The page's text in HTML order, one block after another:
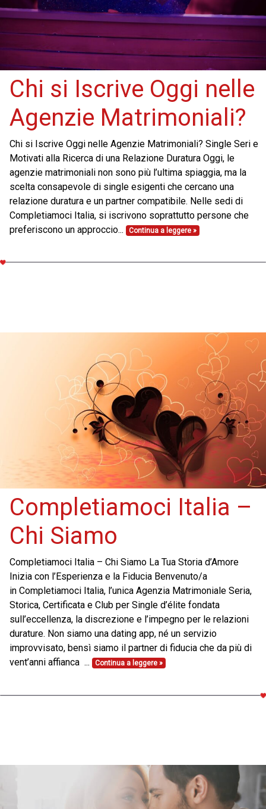
Chi si Iscrive Oggi nelle
Agenzie Matrimoniali?
Chi si Iscrive Oggi nelle Agenzie Matrimoniali? Single Seri e
Motivati alla Ricerca di una Relazione Duratura Oggi, le
agenzie matrimoniali non sono più l’ultima spiaggia, ma la
scelta consapevole di single esigenti che cercano una
relazione duratura e un partner compatibile. Nelle sedi di
Completiamoci Italia, si iscrivono soprattutto persone che
preferiscono un approccio...
Continua a leggere »
Completiamoci Italia –
Chi Siamo
Completiamoci Italia – Chi Siamo La Tua Storia d’Amore
Inizia con l’Esperienza e la Fiducia Benvenuto/a
in Completiamoci Italia, l’unica Agenzia Matrimoniale Seria,
Storica, Certificata e Club per Single d’élite fondata
sull’eccellenza, la discrezione e l’impegno per le relazioni
durature. Non siamo una dating app, né un servizio
improvvisato, bensì siamo il partner di fiducia che da più di
vent’anni affianca ...
Continua a leggere »